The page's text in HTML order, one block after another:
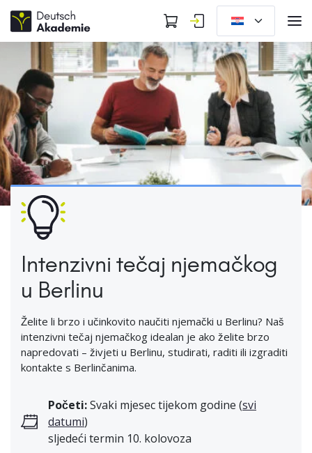
Intenzivni tečaj njemačkog
u Berlinu
Želite li brzo i učinkovito naučiti njemački u Berlinu? Naš
intenzivni tečaj njemačkog idealan je ako želite brzo
napredovati – živjeti u Berlinu, studirati, raditi ili izgraditi
kontakte s Berlinčanima.
Početi:Svaki mjesec tijekom godine (svi
datumi)
sljedeći termin 10. kolovoza